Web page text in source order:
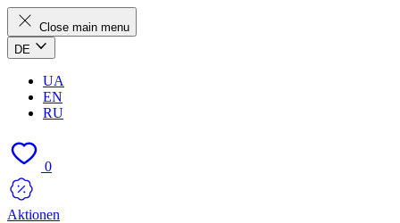
Close main menu
DE
UA
EN
RU
0
Aktionen